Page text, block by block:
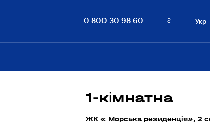
0 800 30 98 60 ₴
Валюта
₴ Гривнi
Укр
1-кімнатна
ЖК « Морська резиденція», 2